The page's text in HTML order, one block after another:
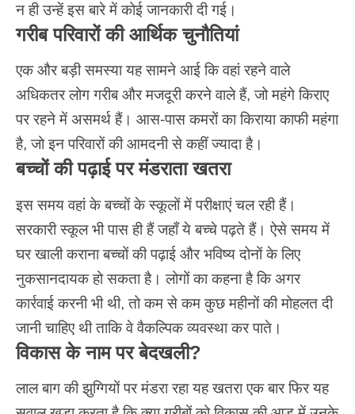
न ही उन्हें इस बारे में कोई जानकारी दी गई।
गरीब परिवारों की आर्थिक चुनौतियां
एक और बड़ी समस्या यह सामने आई कि वहां रहने वाले
अधिकतर लोग गरीब और मजदूरी करने वाले हैं, जो महंगे किराए
पर रहने में असमर्थ हैं। आस-पास कमरों का किराया काफी महंगा
है, जो इन परिवारों की आमदनी से कहीं ज्यादा है।
बच्चों की पढ़ाई पर मंडराता खतरा
इस समय वहां के बच्चों के स्कूलों में परीक्षाएं चल रही हैं।
सरकारी स्कूल भी पास ही हैं जहाँ ये बच्चे पढ़ते हैं। ऐसे समय में
घर खाली कराना बच्चों की पढ़ाई और भविष्य दोनों के लिए
नुकसानदायक हो सकता है। लोगों का कहना है कि अगर
कार्रवाई करनी भी थी, तो कम से कम कुछ महीनों की मोहलत दी
जानी चाहिए थी ताकि वे वैकल्पिक व्यवस्था कर पाते।
विकास के नाम पर बेदखली?
लाल बागकीझुग्गियोंपर मंडरा रहा यह खतरा एक बार फिर यह